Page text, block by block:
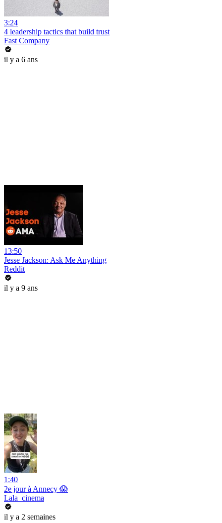
3:24
4 leadership tactics that build trust
Fast Company
il y a 6 ans
13:50
Jesse Jackson: Ask Me Anything
Reddit
il y a 9 ans
1:40
2e jour à Annecy 😱
Lala_cinema
il y a 2 semaines